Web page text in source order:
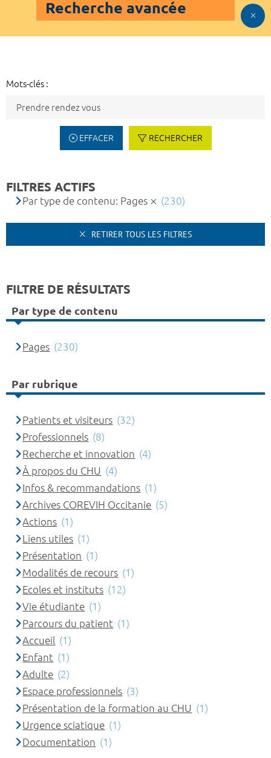
Recherche avancée
Mots-clés :
EFFACER RECHERCHER
FILTRES ACTIFS
Par type de contenu: Pages (230)
RETIRER TOUS LES FILTRES
FILTRE DE RÉSULTATS
Par type de contenu
Pages (230)
Par rubrique
Patients et visiteurs (32)
Professionnels (8)
Recherche et innovation (4)
À propos du CHU (4)
Infos & recommandations (1)
Archives COREVIH Occitanie (5)
Actions (1)
Liens utiles (1)
Présentation (1)
Modalités de recours (1)
Ecoles et instituts (12)
Vie étudiante (1)
Parcours du patient (1)
Accueil (1)
Enfant (1)
Adulte (2)
Espace professionnels (3)
Présentation de la formation au CHU (1)
Urgence sciatique (1)
Documentation (1)